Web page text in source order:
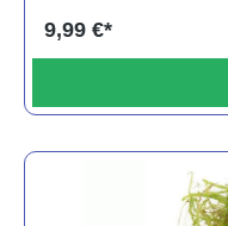
9,99 €*